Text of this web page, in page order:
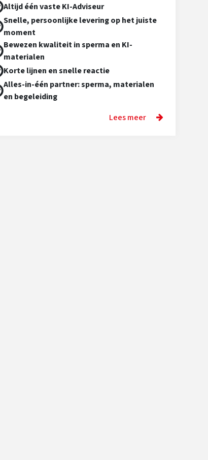
Altijd één vaste KI-Adviseur
Snelle, persoonlijke levering op het juiste
moment
Bewezen kwaliteit in sperma en KI-
materialen
Korte lijnen en snelle reactie
Alles-in-één partner: sperma, materialen
en begeleiding
Lees meer